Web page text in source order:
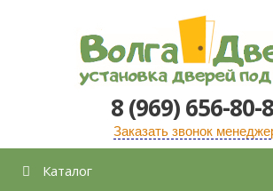
содержимому
8 (969) 656-80-
Заказать звонок
Каталог